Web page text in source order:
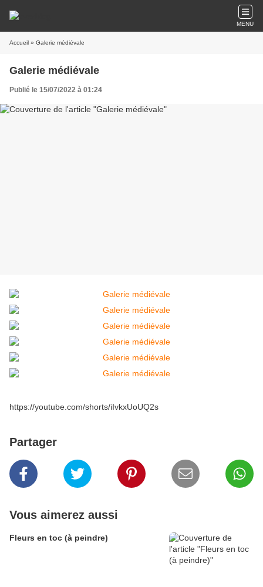
MENU
Accueil » Galerie médiévale
Galerie médiévale
Publié le 15/07/2022 à 01:24
https://youtube.com/shorts/iIvkxUoUQ2s
Partager
Vous aimerez aussi
Fleurs en toc (à peindre)